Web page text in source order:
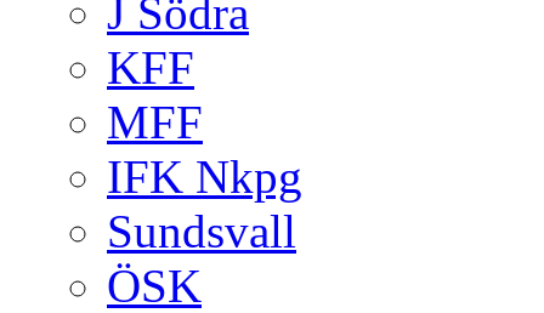
J Södra
KFF
MFF
IFK Nkpg
Sundsvall
ÖSK